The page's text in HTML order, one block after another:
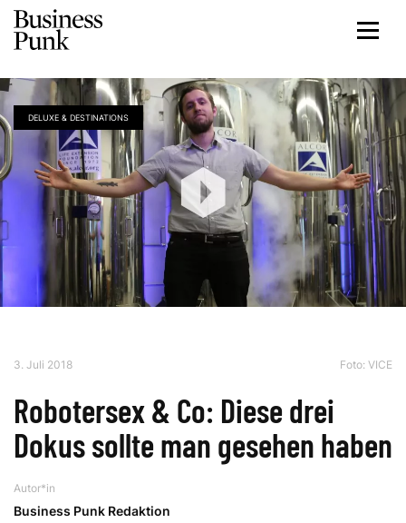
DELUXE & DESTINATIONS
3. Juli 2018 Foto: VICE
Robotersex & Co: Diese drei
Dokus sollte man gesehen haben
Autor*in
Business Punk Redaktion